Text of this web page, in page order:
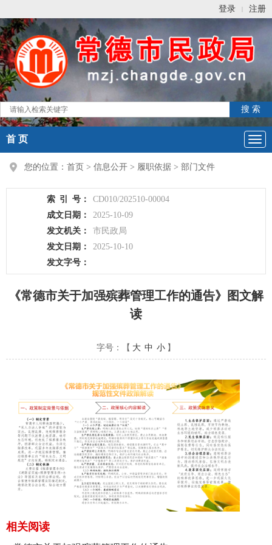
登录 | 注册
首 页
您的位置： 首页 > 信息公开 > 履职依据 > 部门文件
索 引 号：
CD010/202510-00004
成文日期：
2025-10-09
发文机关：
市民政局
发文日期：
2025-10-10
发文字号：
《常德市关于加强殡葬管理工作的通告》图文解
读
字号：【 大 中 小 】
相关阅读